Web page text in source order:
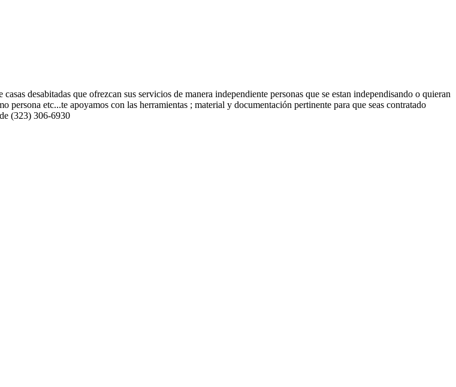
desabitadas que ofrezcan sus servicios de manera independiente personas que se estan independisando o quieran
etc...te apoyamos con las herramientas ; material y documentación pertinente para que seas contratado
(323) 306-6930